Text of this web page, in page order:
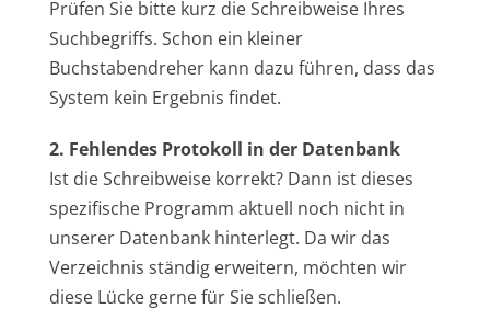
Prüfen Sie bitte kurz die Schreibweise Ihres
Suchbegriffs. Schon ein kleiner
Buchstabendreher kann dazu führen, dass das
System kein Ergebnis findet.
2. Fehlendes Protokoll in der Datenbank
Ist die Schreibweise korrekt? Dann ist dieses
spezifische Programm aktuell noch nicht in
unserer Datenbank hinterlegt. Da wir das
Verzeichnis ständig erweitern, möchten wir
diese Lücke gerne für Sie schließen.